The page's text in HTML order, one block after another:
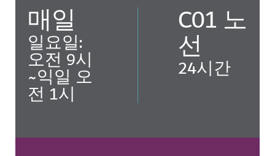
매일
일요일:
오전 9시
~익일 오
전 1시
C01 노
선
24시간